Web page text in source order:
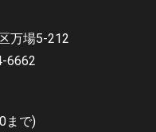
万場5-212
6662
まで)